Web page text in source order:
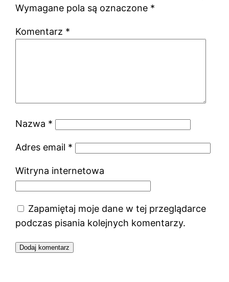
Wymagane pola są oznaczone *
Komentarz *
Nazwa *
Adres email *
Witryna internetowa
Zapamiętaj moje dane w tej przeglądarce
podczas pisania kolejnych komentarzy.